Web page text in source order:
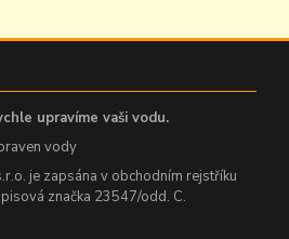
upravíme vaši vodu.
vody
je zapsána v obchodním rejstříku
značka 23547/odd. C.